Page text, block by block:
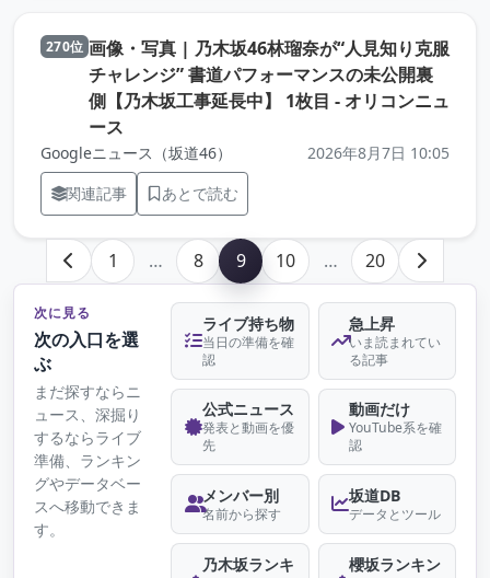
270位 画像・写真 | 乃木坂46林瑠奈が“人見知り克服
チャレンジ” 書道パフォーマンスの未公開裏
側【乃木坂工事延長中】 1枚目 - オリコンニュ
ース
Googleニュース（坂道46）
2026年8月7日 10:05
関連記事
あとで読む
1 … 8 9 10 … 20
次に見る
次の入口を選
ぶ
まだ探すならニ
ュース、深掘り
するならライブ
準備、ランキン
グやデータベー
スへ移動できま
す。
ライブ持ち物
当日の準備を確
認
急上昇
いま読まれてい
る記事
公式ニュース
発表と動画を優
先
動画だけ
YouTube系を確
認
メンバー別
名前から探す
坂道DB
データとツール
乃木坂ランキ
櫻坂ランキン